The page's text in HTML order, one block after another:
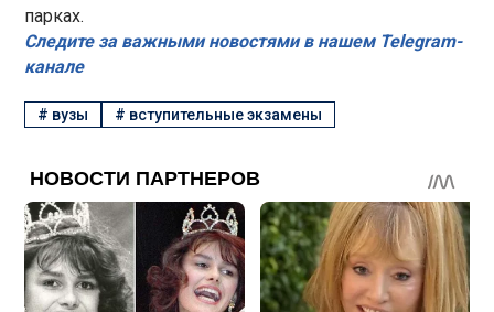
парках.
Следите за важными новостями в нашем Telegram-
канале
# вузы # вступительные экзамены